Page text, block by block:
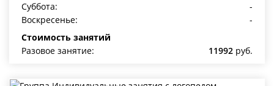
Суббота:
-
Воскресенье:
-
Стоимость занятий
Разовое занятие:
11992 руб.